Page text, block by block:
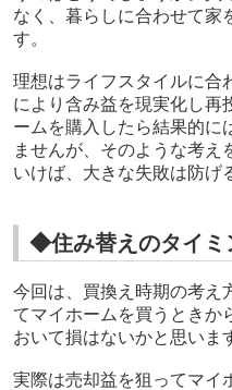
なく、暮らしに合わせて家
す。
理想はライフスタイルに合
により含み益を現実化し再
ームを購入したら結果的に
ませんが、そのような考え
いけば、大きな失敗は防げ
◆住み替えのタイミ
今回は、買換え時期の考え
てマイホームを買うときか
おいて損はないかと思いま
実際は売却益を狙ってマイ